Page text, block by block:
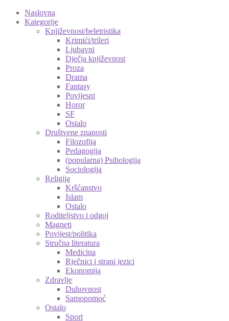
Naslovna
Kategorije
Književnost/beletristika
Krimići/trileri
Ljubavni
Dječja književnost
Proza
Drama
Fantasy
Povijesni
Horor
SF
Ostalo
Društvene znanosti
Filozofija
Pedagogija
(popularna) Psihologija
Sociologija
Religija
Kršćanstvo
Islam
Ostalo
Roditeljstvo i odgoj
Magneti
Povijest/politika
Stručna literatura
Medicina
Rječnici i strani jezici
Ekonomija
Zdravlje
Duhovnost
Samopomoć
Ostalo
Sport